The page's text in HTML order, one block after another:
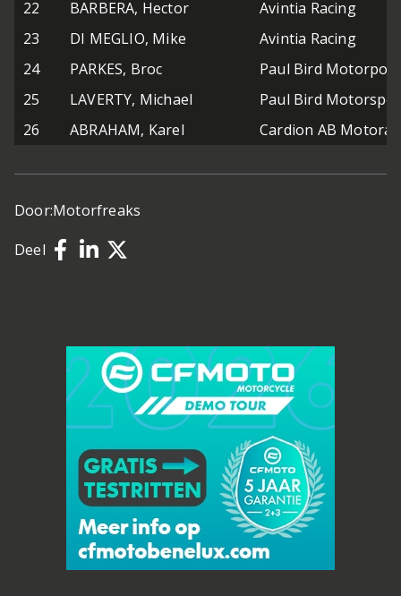
22 BARBERA, Hector
Avintia Racing
23
DI MEGLIO, Mike
Avintia Racing
24
PARKES, Broc
Paul Bird Motorport
25
LAVERTY, Michael
Paul Bird
26
ABRAHAM, Karel Cardion AB
Door:Motorfreaks
Deel